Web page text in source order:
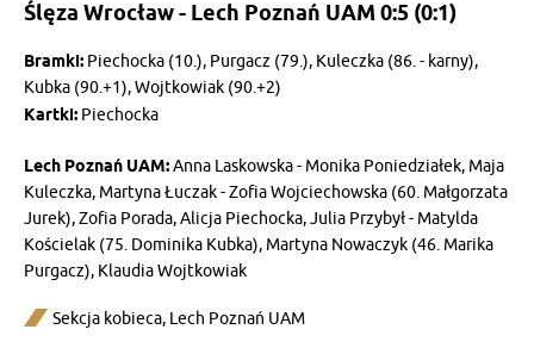
Ślęza Wrocław - Lech Poznań UAM 0:5 (0:1)
Bramki: Piechocka (10.), Purgacz (79.), Kuleczka (86. - karny),
Kubka (90.+1), Wojtkowiak (90.+2)
Kartki: Piechocka
Lech Poznań UAM:Anna Laskowska - Monika Poniedziałek, Maja
Kuleczka, Martyna Łuczak - Zofia Wojciechowska (60. Małgorzata
Jurek), Zofia Porada, Alicja Piechocka, Julia Przybył - Matylda
Kościelak (75. Dominika Kubka), Martyna Nowaczyk (46. Marika
Purgacz), Klaudia Wojtkowiak
Sekcja kobieca, Lech Poznań UAM